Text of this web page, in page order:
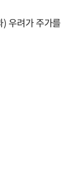
우려가 주가를